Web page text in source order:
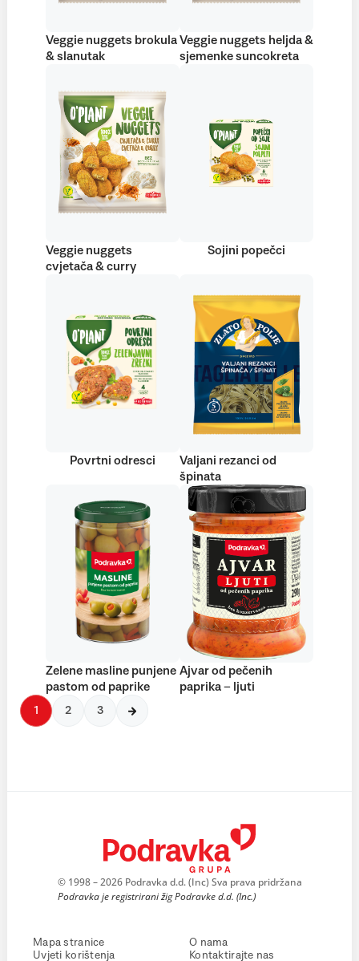
Veggie nuggets brokula
& slanutak
Veggie nuggets heljda &
sjemenke suncokreta
Veggie nuggets
cvjetača & curry
Sojini popečci
Povrtni odresci
Valjani rezanci od
špinata
Zelene masline punjene
pastom od paprike
Ajvar od pečenih
paprika – ljuti
1 2 3
© 1998 – 2026 Podravka d.d. (Inc) Sva prava pridržana
Podravka je registrirani žig Podravke d.d. (Inc.)
Mapa stranice
Uvjeti korištenja
O nama
Kontaktirajte nas